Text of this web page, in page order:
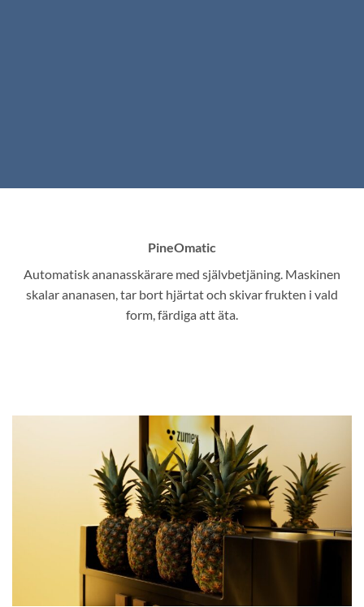
PineOmatic
Automatisk ananasskärare med självbetjäning. Maskinen
skalar ananasen, tar bort hjärtat och skivar frukten i vald
form, färdiga att äta.